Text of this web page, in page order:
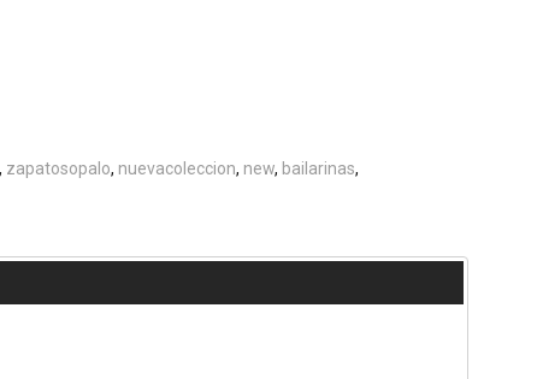
zapatosopalo nuevacoleccion new bailarinas